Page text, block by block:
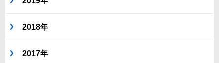
2018年
2017年